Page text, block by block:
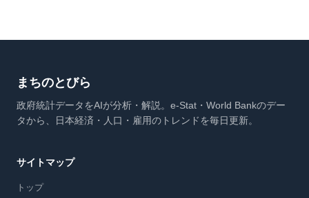
まちのとびら
政府統計データをAIが分析・解説。e-Stat・World Bankのデー
タから、日本経済・人口・雇用のトレンドを毎日更新。
サイトマップ
トップ